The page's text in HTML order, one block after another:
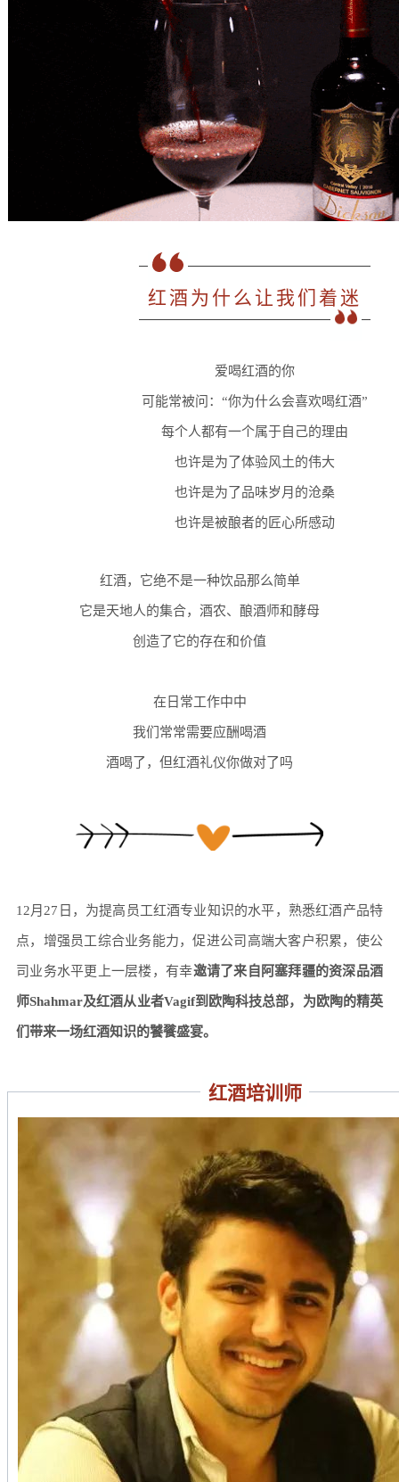
红酒为什么让我们着迷
爱喝红酒的你
可能常被问：“你为什么会喜欢喝红酒”
每个人都有一个属于自己的理由
也许是为了体验风土的伟大
也许是为了品味岁月的沧桑
也许是被酿者的匠心所感动
红酒，它绝不是一种饮品那么简单
它是天地人的集合，酒农、酿酒师和酵母
创造了它的存在和价值
在日常工作中中
我们常常需要应酬喝酒
酒喝了，但红酒礼仪你做对了吗
12月27日，为提高员工红酒专业知识的水平，熟悉红酒产品特
点，增强员工综合业务能力，促进公司高端大客户积累，使公
司业务水平更上一层楼，有幸邀请了来自阿塞拜疆的资深品酒
师Shahmar及红酒从业者Vagif到欧陶科技总部，为欧陶的精英
们带来一场红酒知识的饕餮盛宴。
红酒培训师